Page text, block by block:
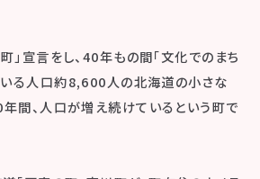
」宣言をし、40年もの間「文化でのまち
いる人口約8,600人の北海道の小さな
年間、人口が増え続けているという町で